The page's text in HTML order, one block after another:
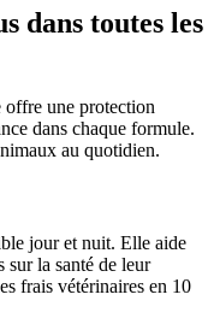
dans toutes les
une protection
dans chaque formule.
au quotidien.
jour et nuit. Elle aide
sur la santé de leur
frais vétérinaires en 10